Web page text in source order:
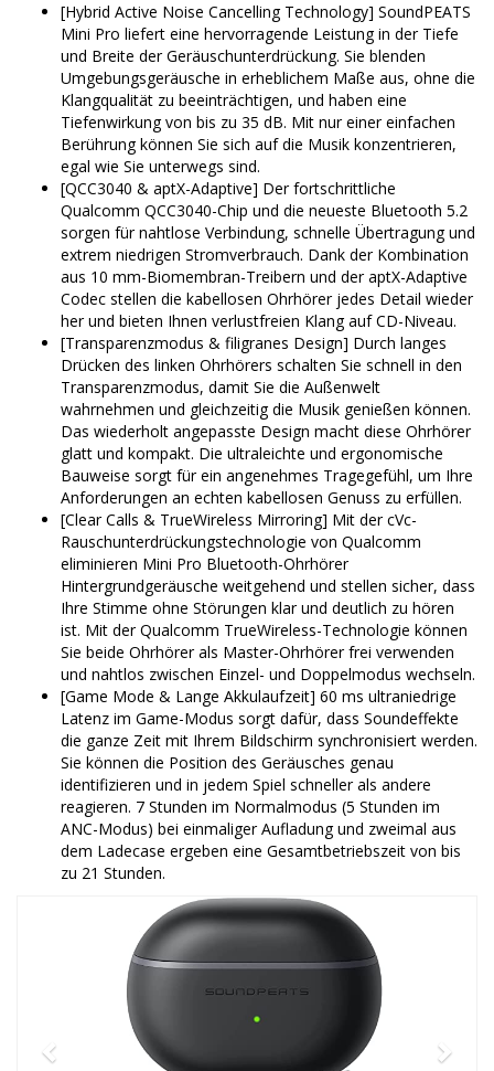
[Hybrid Active Noise Cancelling Technology] SoundPEATS
Mini Pro liefert eine hervorragende Leistung in der Tiefe
und Breite der Geräuschunterdrückung. Sie blenden
Umgebungsgeräusche in erheblichem Maße aus, ohne die
Klangqualität zu beeinträchtigen, und haben eine
Tiefenwirkung von bis zu 35 dB. Mit nur einer einfachen
Berührung können Sie sich auf die Musik konzentrieren,
egal wie Sie unterwegs sind.
[QCC3040 & aptX-Adaptive] Der fortschrittliche
Qualcomm QCC3040-Chip und die neueste Bluetooth 5.2
sorgen für nahtlose Verbindung, schnelle Übertragung und
extrem niedrigen Stromverbrauch. Dank der Kombination
aus 10 mm-Biomembran-Treibern und der aptX-Adaptive
Codec stellen die kabellosen Ohrhörer jedes Detail wieder
her und bieten Ihnen verlustfreien Klang auf CD-Niveau.
[Transparenzmodus & filigranes Design] Durch langes
Drücken des linken Ohrhörers schalten Sie schnell in den
Transparenzmodus, damit Sie die Außenwelt
wahrnehmen und gleichzeitig die Musik genießen können.
Das wiederholt angepasste Design macht diese Ohrhörer
glatt und kompakt. Die ultraleichte und ergonomische
Bauweise sorgt für ein angenehmes Tragegefühl, um Ihre
Anforderungen an echten kabellosen Genuss zu erfüllen.
[Clear Calls & TrueWireless Mirroring] Mit der cVc-
Rauschunterdrückungstechnologie von Qualcomm
eliminieren Mini Pro Bluetooth-Ohrhörer
Hintergrundgeräusche weitgehend und stellen sicher, dass
Ihre Stimme ohne Störungen klar und deutlich zu hören
ist. Mit der Qualcomm TrueWireless-Technologie können
Sie beide Ohrhörer als Master-Ohrhörer frei verwenden
und nahtlos zwischen Einzel- und Doppelmodus wechseln.
[Game Mode & Lange Akkulaufzeit] 60 ms ultraniedrige
Latenz im Game-Modus sorgt dafür, dass Soundeffekte
die ganze Zeit mit Ihrem Bildschirm synchronisiert werden.
Sie können die Position des Geräusches genau
identifizieren und in jedem Spiel schneller als andere
reagieren. 7 Stunden im Normalmodus (5 Stunden im
ANC-Modus) bei einmaliger Aufladung und zweimal aus
dem Ladecase ergeben eine Gesamtbetriebszeit von bis
zu 21 Stunden.